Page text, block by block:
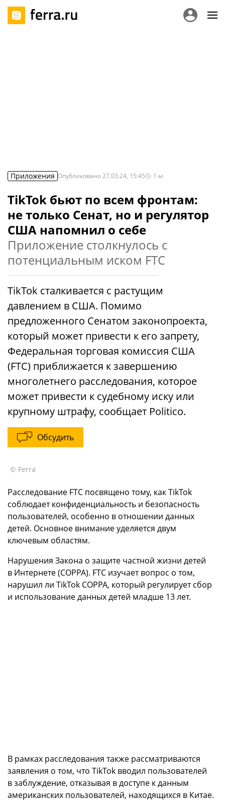
Приложения Опубликовано27.03.24, 15:45 1 м.
TikTok бьют по всем фронтам:
не только Сенат, но и регулятор
США напомнил о себе
Приложение столкнулось с
потенциальным иском FTC
TikTok сталкивается с растущим
давлением в США. Помимо
предложенного Сенатом законопроекта,
который может привести к его запрету,
Федеральная торговая комиссия США
(FTC) приближается к завершению
многолетнего расследования, которое
может привести к судебному иску или
крупному штрафу, сообщает Politico.
Обсудить
© Ferra
Расследование FTC посвящено тому, как TikTok
соблюдает конфиденциальность и безопасность
пользователей, особенно в отношении данных
детей. Основное внимание уделяется двум
ключевым областям.
Нарушения Закона о защите частной жизни детей
в Интернете (COPPA). FTC изучает вопрос о том,
нарушил ли TikTok COPPA, который регулирует сбор
и использование данных детей младше 13 лет.
В рамках расследования также рассматриваются
заявления о том, что TikTok вводил пользователей
в заблуждение, отказывая в доступе к данным
американских пользователей, находящихся в Китае.